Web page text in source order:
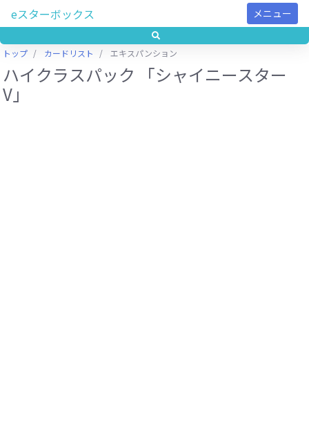
eスターボックス メニュー
トップ カードリスト エキスパンション
ハイクラスパック 「シャイニースター
V」